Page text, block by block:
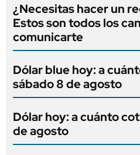
¿Necesitas hacer un
Estos son todos los
comunicarte
Dólar blue hoy: a
sábado 8 de agosto
Dólar hoy: a cuánto
de agosto